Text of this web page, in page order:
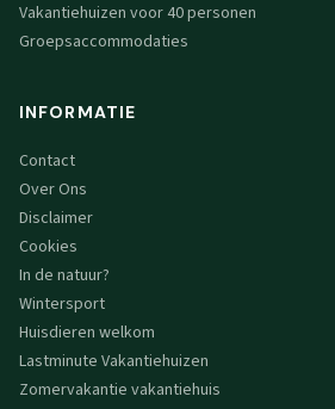
Vakantiehuizen voor 40 personen
Groepsaccommodaties
INFORMATIE
Contact
Over Ons
Disclaimer
Cookies
In de natuur?
Wintersport
Huisdieren welkom
Lastminute Vakantiehuizen
Zomervakantie vakantiehuis